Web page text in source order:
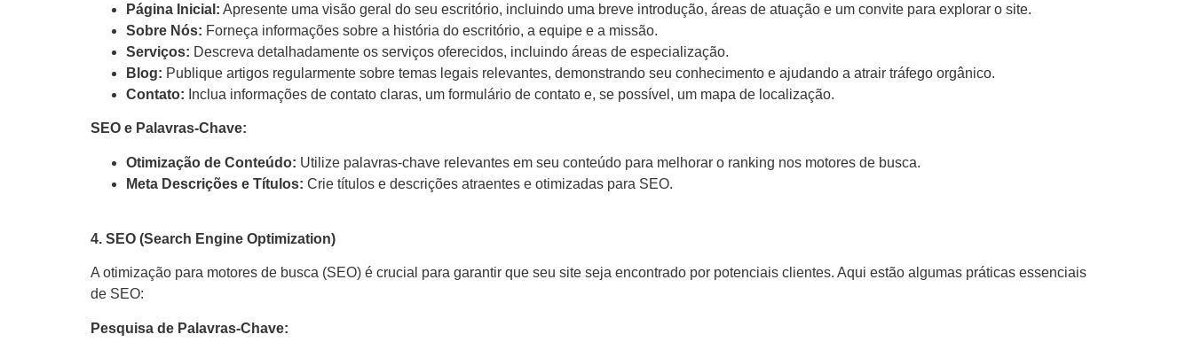
Página Inicial: Apresente uma visão geral do seu escritório, incluindo uma breve introdução, áreas de atuação e um convite para explorar o site.
Sobre Nós: Forneça informações sobre a história do escritório, a equipe e a missão.
Serviços: Descreva detalhadamente os serviços oferecidos, incluindo áreas de especialização.
Blog: Publique artigos regularmente sobre temas legais relevantes, demonstrando seu conhecimento e ajudando a atrair tráfego orgânico.
Contato: Inclua informações de contato claras, um formulário de contato e, se possível, um mapa de localização.
SEO e Palavras-Chave:
Otimização de Conteúdo: Utilize palavras-chave relevantes em seu conteúdo para melhorar o ranking nos motores de busca.
Meta Descrições e Títulos: Crie títulos e descrições atraentes e otimizadas para SEO.
4. SEO (Search Engine Optimization)
A otimização para motores de busca (SEO) é crucial para garantir que seu site seja encontrado por potenciais clientes. Aqui estão algumas práticas essenciais
de SEO:
Pesquisa de Palavras-Chave: